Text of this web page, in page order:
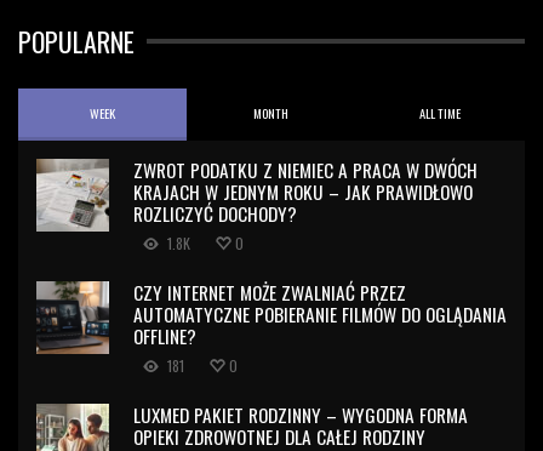
POPULARNE
WEEK MONTH ALL TIME
ZWROT PODATKU Z NIEMIEC A PRACA W DWÓCH
KRAJACH W JEDNYM ROKU – JAK PRAWIDŁOWO
ROZLICZYĆ DOCHODY?
1.8K 0
CZY INTERNET MOŻE ZWALNIAĆ PRZEZ
AUTOMATYCZNE POBIERANIE FILMÓW DO OGLĄDANIA
OFFLINE?
181 0
LUXMED PAKIET RODZINNY – WYGODNA FORMA
OPIEKI ZDROWOTNEJ DLA CAŁEJ RODZINY